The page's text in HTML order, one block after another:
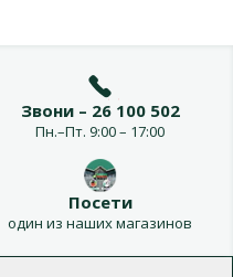
Звони – 26 100 502
Пн.–Пт. 9:00 – 17:00
Посети
один из наших магазинов